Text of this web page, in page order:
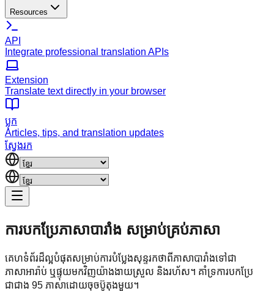
Resources
API
Integrate professional translation APIs
Extension
Translate text directly in your browser
ប្លុក
Articles, tips, and translation updates
ស្វែងរក
ការបកប្រែភាសាបារាំង សម្រាប់គ្រប់ភាសា
គេហទំព័រដ៏ល្អបំផុតសម្រាប់ការបំប្លែងសុន្ទរកថាពីភាសាបារាំងទៅជា
ភាសាអារ៉ាប់ ឬផ្ទុយមកវិញយ៉ាងងាយស្រួល និងរហ័ស។ គាំទ្រការបកប្រែ
ជាជាង 95 ភាសាដោយចុចប៊ូតុងមួយ។